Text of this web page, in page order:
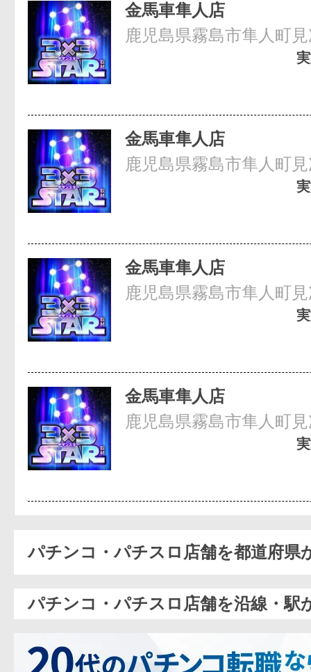
金馬車隼人店
鹿児島県霧島市隼人町
金馬車隼人店
鹿児島県霧島市隼人町
金馬車隼人店
鹿児島県霧島市隼人町
金馬車隼人店
鹿児島県霧島市隼人町
パチンコ・パチスロ店舗を都道府県
パチンコ・パチスロ店舗を沿線・駅